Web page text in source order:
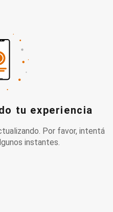
tu experiencia
Por favor, intentá
instantes.